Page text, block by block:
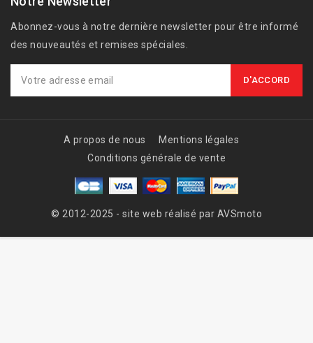
Abonnez-vous à notre dernière newsletter pour être informé
des nouveautés et remises spéciales.
A propos de nous
Mentions légales
Conditions générale de vente
© 2012-2025 - site web réalisé par AVSmoto